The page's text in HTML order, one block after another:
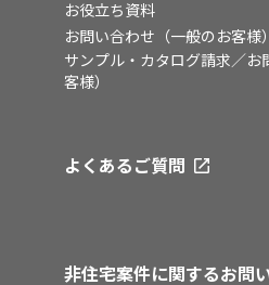
お役立ち資料
お問い合わせ（一般のお客様）
サンプル・カタログ請求／
客様）
よくあるご質問
非住宅案件に関するお問